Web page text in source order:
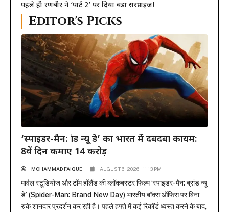
पहले ही रणबीर ने ‘पार्ट 2’ पर दिया बड़ा सरप्राइज!
Editor's Picks
‘स्पाइडर-मैन: ब्रांड न्यू डे’ का भारत में दबदबा कायम:
8वें दिन कमाए 14 करोड़
MOHAMMAD FAIQUE AUGUST 6, 2026 | 11:13 PM
मार्वल स्टूडियोज और टॉम हॉलैंड की ब्लॉकबस्टर फिल्म ‘स्पाइडर-मैन: ब्रांड न्यू
डे’ (Spider-Man: Brand New Day) भारतीय बॉक्स ऑफिस पर बिना
रुके शानदार प्रदर्शन कर रही है। पहले हफ्ते में कई रिकॉर्ड ध्वस्त करने के बाद,